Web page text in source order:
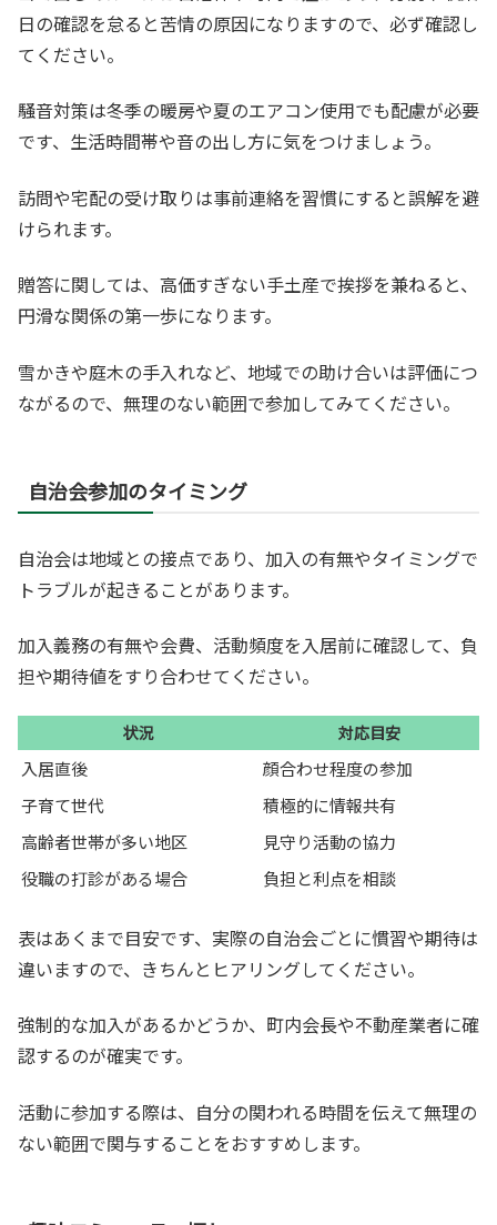
日の確認を怠ると苦情の原因になりますので、必ず確認し
てください。
騒音対策は冬季の暖房や夏のエアコン使用でも配慮が必要
です、生活時間帯や音の出し方に気をつけましょう。
訪問や宅配の受け取りは事前連絡を習慣にすると誤解を避
けられます。
贈答に関しては、高価すぎない手土産で挨拶を兼ねると、
円滑な関係の第一歩になります。
雪かきや庭木の手入れなど、地域での助け合いは評価につ
ながるので、無理のない範囲で参加してみてください。
自治会参加のタイミング
自治会は地域との接点であり、加入の有無やタイミングで
トラブルが起きることがあります。
加入義務の有無や会費、活動頻度を入居前に確認して、負
担や期待値をすり合わせてください。
状況 対応目安
入居直後
顔合わせ程度の参加
子育て世代
積極的に情報共有
高齢者世帯が多い地区
見守り活動の協力
役職の打診がある場合
負担と利点を相談
表はあくまで目安です、実際の自治会ごとに慣習や期待は
違いますので、きちんとヒアリングしてください。
強制的な加入があるかどうか、町内会長や不動産業者に確
認するのが確実です。
活動に参加する際は、自分の関われる時間を伝えて無理の
ない範囲で関与することをおすすめします。